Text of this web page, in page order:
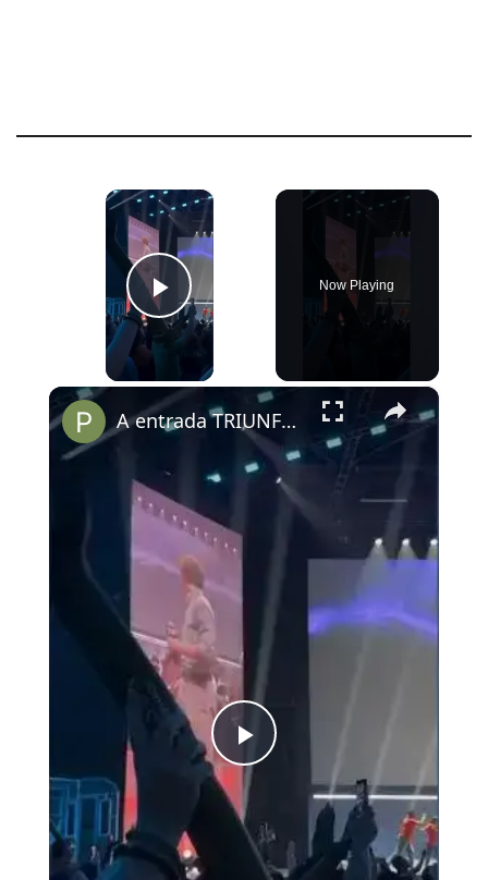
×
Play Video
Now Playing
×
Play
Video
A entrada TRIUNFAL do elenco de PERCY JACKSON no Palco Thunder da #ccxp25.